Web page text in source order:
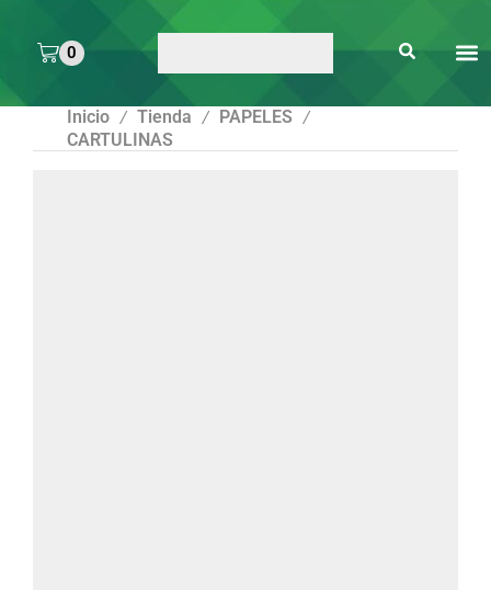
0
Inicio / Tienda / PAPELES /
CARTULINAS